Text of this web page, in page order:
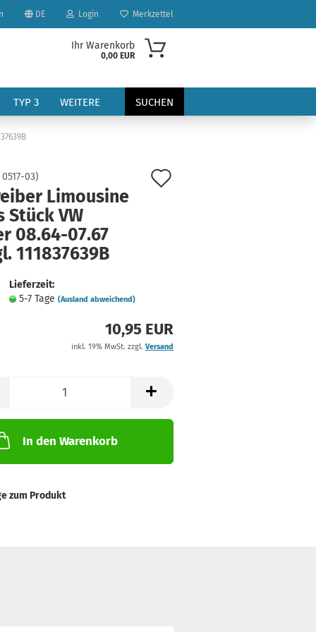
DE Login Merkzettel
Ihr Warenkorb
0,00 EUR
TYP 3 SUCHEN
WEITERE
0517-03)
Limousine
Stück VW
08.64-07.67
111837639B
Lieferzeit:
5-7 Tage (Ausland abweichend)
10,95 EUR
inkl. 19% MwSt. zzgl. Versand
In den Warenkorb
zum Produkt